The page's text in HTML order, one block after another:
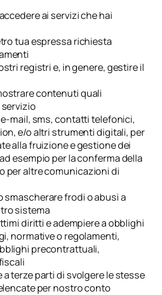
ai servizi che hai
tua espressa richiesta
registri e, in genere, gestire il
contenuti quali
mail, sms, contatti telefonici,
e/o altri strumenti digitali, per
alla fruizione e gestione dei
esempio per la conferma della
per altre comunicazioni di
smascherare frodi o abusi a
sistema
diritti e adempiere a obblighi
normative o regolamenti,
precontrattuali,
terze parti di svolgere le stesse
per nostro conto